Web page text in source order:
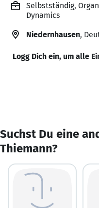
Selbstständig,
Dynamics
Niedernhausen,
Logg Dich ein, um alle
Suchst Du eine
Thiemann?